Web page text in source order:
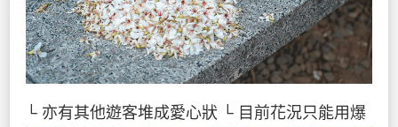
└ 亦有其他遊客堆成愛心狀 └ 目前花況只能用爆